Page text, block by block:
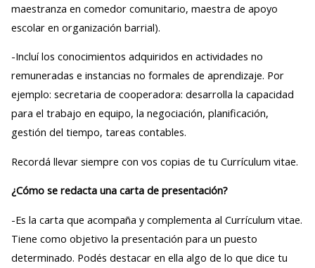
maestranza en comedor comunitario, maestra de apoyo
escolar en organización barrial).
-Incluí los conocimientos adquiridos en actividades no
remuneradas e instancias no formales de aprendizaje. Por
ejemplo: secretaria de cooperadora: desarrolla la capacidad
para el trabajo en equipo, la negociación, planificación,
gestión del tiempo, tareas contables.
Recordá llevar siempre con vos copias de tu Currículum vitae.
¿Cómo se redacta una carta de presentación?
-Es la carta que acompaña y complementa al Currículum vitae.
Tiene como objetivo la presentación para un puesto
determinado. Podés destacar en ella algo de lo que dice tu